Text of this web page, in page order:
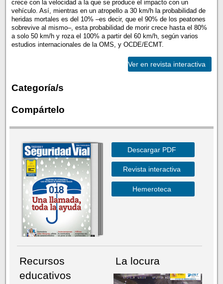
crece con la velocidad a la que se produce el impacto con un
vehículo. Así, mientras en un atropello a 30 km/h la probabilidad de
heridas mortales es del 10% –es decir, que el 90% de los peatones
sobrevive al mismo–, esta probabilidad de morir crece hasta el 80%
a solo 50 km/h y roza el 100% a partir del 60 km/h, según varios
estudios internacionales de la OMS, y OCDE/ECMT.
Ver en revista interactiva
Categoría/s
Compártelo
Descargar PDF
Revista interactiva
Hemeroteca
Recursos
educativos
La locura